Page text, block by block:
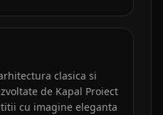
clasica si
de Kapal Proiect
cu imagine eleganta